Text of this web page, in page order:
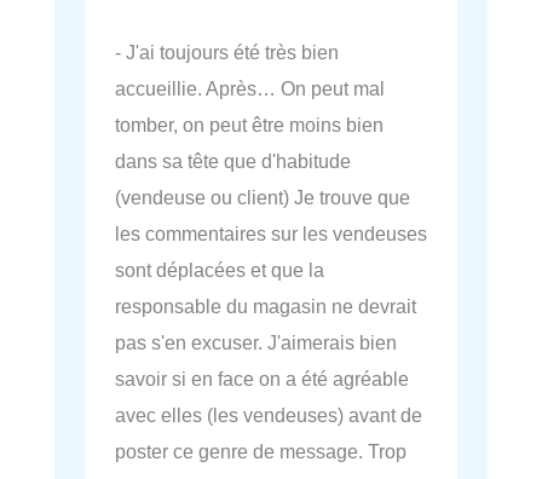
- J'ai toujours été très bien
accueillie. Après… On peut mal
tomber, on peut être moins bien
dans sa tête que d'habitude
(vendeuse ou client) Je trouve que
les commentaires sur les vendeuses
sont déplacées et que la
responsable du magasin ne devrait
pas s'en excuser. J'aimerais bien
savoir si en face on a été agréable
avec elles (les vendeuses) avant de
poster ce genre de message. Trop